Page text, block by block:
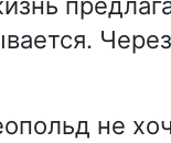
Через
не